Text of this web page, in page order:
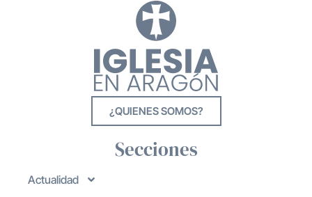
¿QUIENES SOMOS?
Secciones
Actualidad